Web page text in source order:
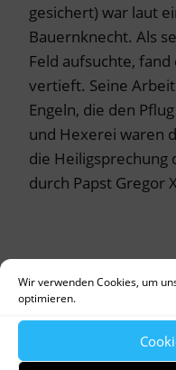
Wir verwenden Cookies, um
optimieren.
gesichert) war laut
Bauernknecht. Als
Feld aufsuchte,
vertieft. Seine
Engeln, die den
und Hexerei waren
die Heiligsprechung
durch Papst Gregor
Mein Dank gilt dem
Lamm, der mir
Verfügung gestellt